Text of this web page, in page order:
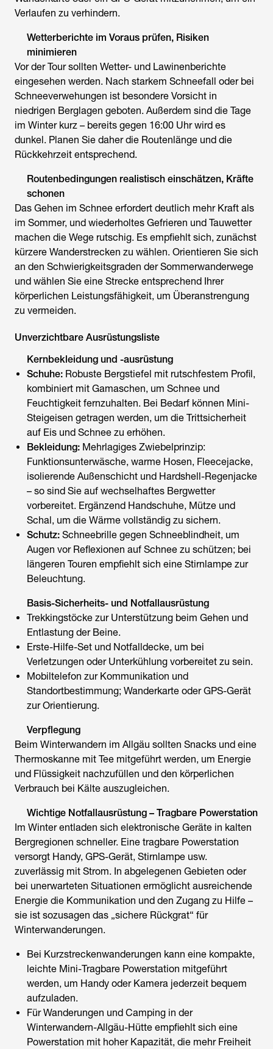
Verlaufen zu verhindern.
Wetterberichte im Voraus prüfen, Risiken
minimieren
Vor der Tour sollten Wetter- und Lawinenberichte
eingesehen werden. Nach starkem Schneefall oder bei
Schneeverwehungen ist besondere Vorsicht in
niedrigen Berglagen geboten. Außerdem sind die Tage
im Winter kurz – bereits gegen 16:00 Uhr wird es
dunkel. Planen Sie daher die Routenlänge und die
Rückkehrzeit entsprechend.
Routenbedingungen realistisch einschätzen, Kräfte
schonen
Das Gehen im Schnee erfordert deutlich mehr Kraft als
im Sommer, und wiederholtes Gefrieren und Tauwetter
machen die Wege rutschig. Es empfiehlt sich, zunächst
kürzere Wanderstrecken zu wählen. Orientieren Sie sich
an den Schwierigkeitsgraden der Sommerwanderwege
und wählen Sie eine Strecke entsprechend Ihrer
körperlichen Leistungsfähigkeit, um Überanstrengung
zu vermeiden.
Unverzichtbare Ausrüstungsliste
Kernbekleidung und -ausrüstung
Schuhe: Robuste Bergstiefel mit rutschfestem Profil,
kombiniert mit Gamaschen, um Schnee und
Feuchtigkeit fernzuhalten. Bei Bedarf können Mini-
Steigeisen getragen werden, um die Trittsicherheit
auf Eis und Schnee zu erhöhen.
Bekleidung: Mehrlagiges Zwiebelprinzip:
Funktionsunterwäsche, warme Hosen, Fleecejacke,
isolierende Außenschicht und Hardshell-Regenjacke
– so sind Sie auf wechselhaftes Bergwetter
vorbereitet. Ergänzend Handschuhe, Mütze und
Schal, um die Wärme vollständig zu sichern.
Schutz: Schneebrille gegen Schneeblindheit, um
Augen vor Reflexionen auf Schnee zu schützen; bei
längeren Touren empfiehlt sich eine Stirnlampe zur
Beleuchtung.
Basis-Sicherheits- und Notfallausrüstung
Trekkingstöcke zur Unterstützung beim Gehen und
Entlastung der Beine.
Erste-Hilfe-Set und Notfalldecke, um bei
Verletzungen oder Unterkühlung vorbereitet zu sein.
Mobiltelefon zur Kommunikation und
Standortbestimmung; Wanderkarte oder GPS-Gerät
zur Orientierung.
Verpflegung
Beim Winterwandern im Allgäu sollten Snacks und eine
Thermoskanne mit Tee mitgeführt werden, um Energie
und Flüssigkeit nachzufüllen und den körperlichen
Verbrauch bei Kälte auszugleichen.
Wichtige Notfallausrüstung – Tragbare Powerstation
Im Winter entladen sich elektronische Geräte in kalten
Bergregionen schneller. Eine tragbare Powerstation
versorgt Handy, GPS-Gerät, Stirnlampe usw.
zuverlässig mit Strom. In abgelegenen Gebieten oder
bei unerwarteten Situationen ermöglicht ausreichende
Energie die Kommunikation und den Zugang zu Hilfe –
sie ist sozusagen das „sichere Rückgrat“ für
Winterwanderungen.
Bei Kurzstreckenwanderungen kann eine kompakte,
leichte Mini-Tragbare Powerstation mitgeführt
werden, um Handy oder Kamera jederzeit bequem
aufzuladen.
Für Wanderungen und Camping in der
Winterwandern-Allgäu-Hütte empfiehlt sich eine
Powerstation mit hoher Kapazität, die mehr Freiheit